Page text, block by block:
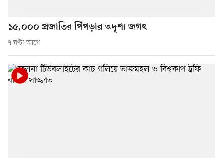
১৫,০০০ প্রজাতির পিঁপড়ার অদৃশ্য জগৎ
৭ ঘণ্টা আগে